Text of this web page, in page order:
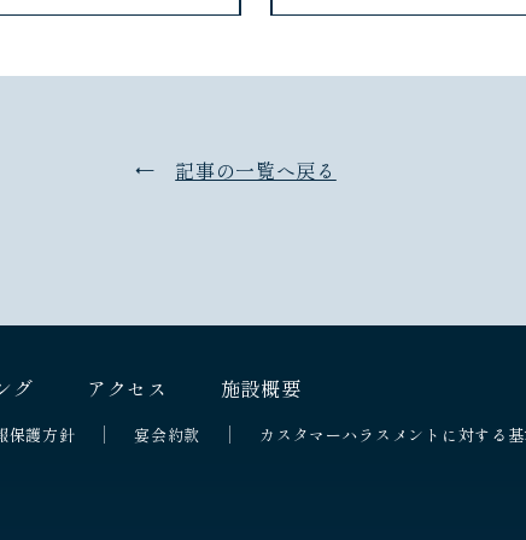
記事の一覧へ戻る
グ アクセス 施設概要
保護方針 宴会約款 カスタマーハラスメントに対する